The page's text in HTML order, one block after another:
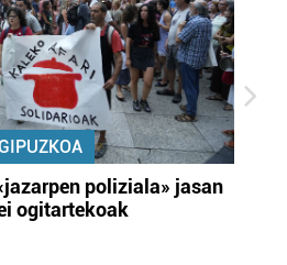
poliziala» jasan
ogitartekoak